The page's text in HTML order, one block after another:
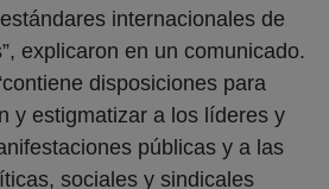
internacionales de
explicaron en un comunicado.
disposiciones para
y estigmatizar a los líderes y
públicas y a las
sociales y sindicales